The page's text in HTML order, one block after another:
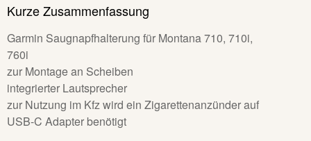
Kurze Zusammenfassung
Garmin Saugnapfhalterung für Montana 710, 710i,
760i
zur Montage an Scheiben
integrierter Lautsprecher
zur Nutzung im Kfz wird ein Zigarettenanzünder auf
USB-C Adapter benötigt